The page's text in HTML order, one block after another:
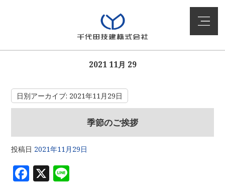
2021 11月 29
日別アーカイブ: 2021年11月29日
季節のご挨拶
投稿日 2021年11月29日
F X